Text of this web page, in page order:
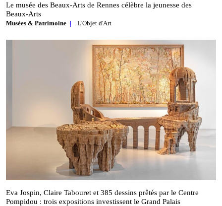
Le musée des Beaux‑Arts de Rennes célèbre la jeunesse des
Beaux‑Arts
Musées & Patrimoine L'Objet d'Art
Eva Jospin, Claire Tabouret et 385 dessins prêtés par le Centre
Pompidou : trois expositions investissent le Grand Palais